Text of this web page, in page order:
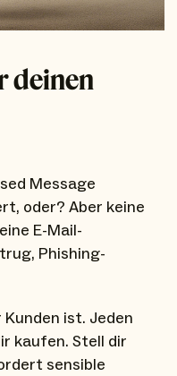
deinen
Message
oder? Aber keine
E-Mail-
Phishing-
ist. Jeden
kaufen. Stell dir
sensible